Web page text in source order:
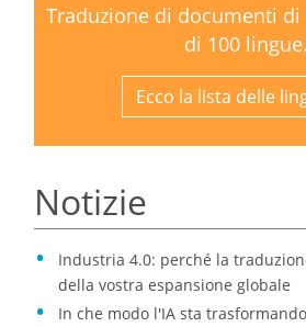
Traduzione di documenti
di 100 lingue.
Ecco la lista delle
Notizie
Industria 4.0: perché la
della vostra espansione globale
In che modo l'IA sta